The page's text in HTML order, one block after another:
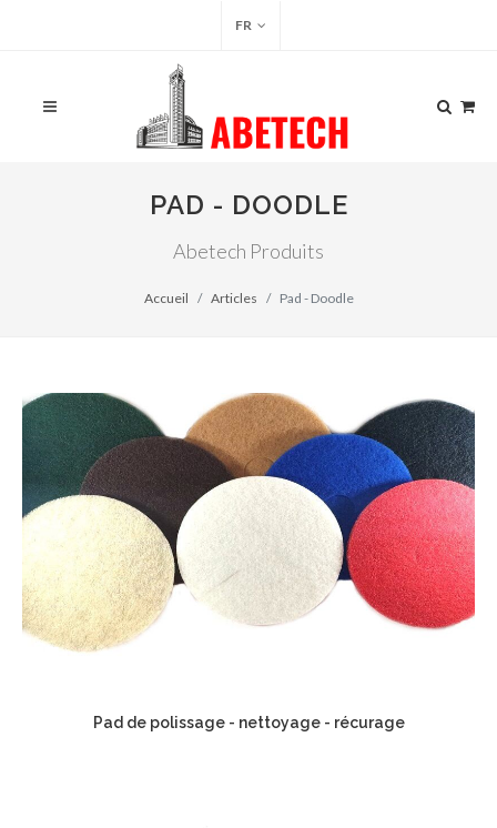
FR
PAD - DOODLE
Abetech Produits
Accueil Articles Pad - Doodle
Pad de polissage - nettoyage - récurage